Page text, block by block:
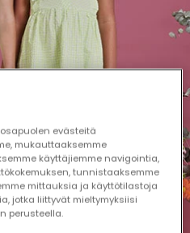
evästeitä
mukauttaaksemme
käyttäjiemme navigointia,
tunnistaaksemme
mittauksia ja käyttötilastoja
jotka liittyvät mieltymyksiisi
perusteella.